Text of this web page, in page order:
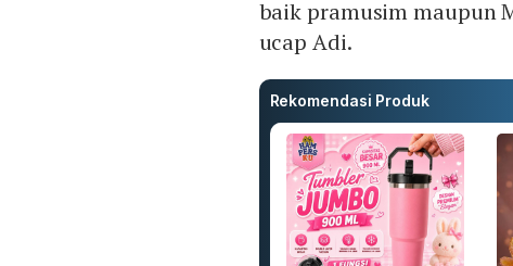
baik pramusim maupun
ucap Adi.
Rekomendasi Produk